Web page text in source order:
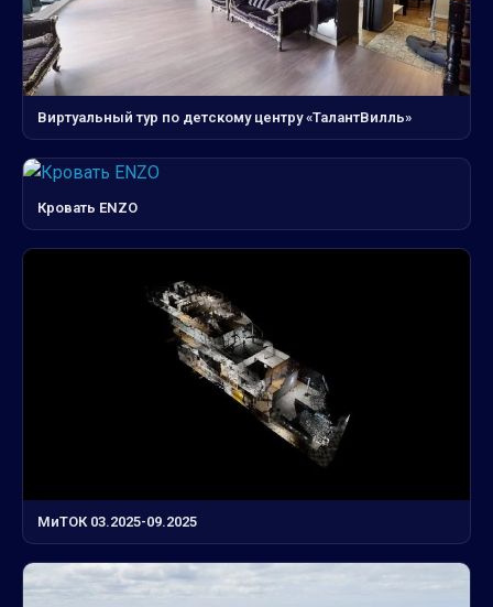
Виртуальный тур по детскому центру «ТалантВилль»
Кровать ENZO
МиТОК 03.2025-09.2025